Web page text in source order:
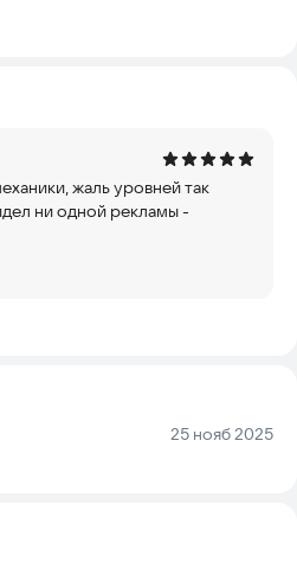
— отталкивает и выключает его.
уровней.
комбинировать силу
момент для активации и
прохождения.
где можно приобрести
персонажа:
физику, логику и
жаль уровней так
ни одной рекламы -
Дата:
25 нояб 2025